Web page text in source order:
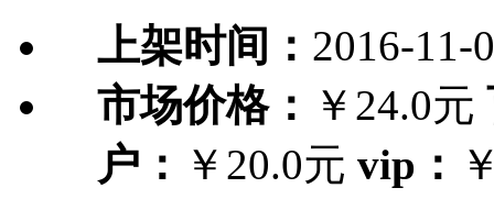
上架时间： 2016-11-
市场价格： ￥24.0元
户： ￥20.0元 vip：